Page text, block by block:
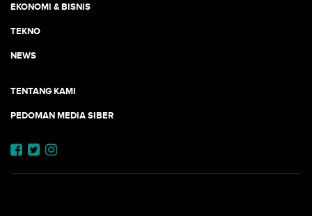
EKONOMI & BISNIS
TEKNO
NEWS
TENTANG KAMI
PEDOMAN MEDIA SIBER